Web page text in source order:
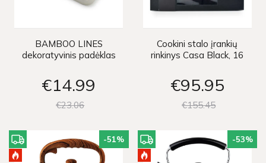
BAMBOO LINES
dekoratyvinis padėklas
€14 99
€2306
Cookini stalo įrankių
rinkinys Casa Black, 16
€95 95
€15545
-51% -53%